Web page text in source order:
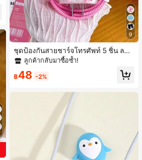
9
ชุดป้องกันสายชาร์จโทรศัพท์ 5 ชิ้น ลาย
โบว์สีแดงกุหลาบและไข่มุกสีขาว ประก
อบด้วยตัวป้องกันสายชาร์จ ตัวป้องกันหั
วชาร์จ ฯลฯ สามารถป้องกันสายชาร์จจ
หรับเครื่องชาร์จ 18W/20W
ลูกค้ากลับมาซื้อซ้ำ!
฿48 -2%